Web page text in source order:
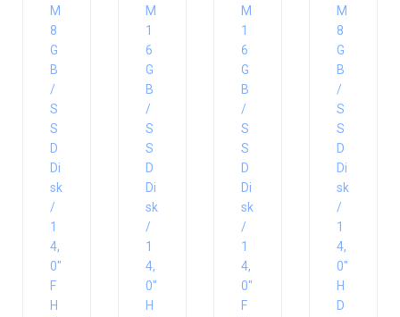
M
8
G
B
/
S
S
D
Di
sk
/
1
4,
0″
F
H
M
1
6
G
B
/
S
S
D
Di
sk
/
1
4,
0″
H
M
1
6
G
B
/
S
S
D
Di
sk
/
1
4,
0″
F
M
8
G
B
/
S
S
D
Di
sk
/
1
4,
0″
H
D